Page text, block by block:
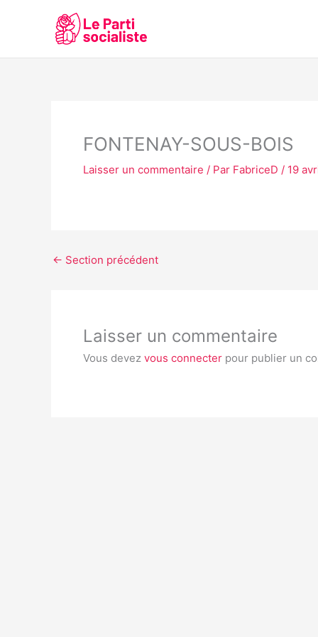
FONTENAY-SOUS-BOIS
Laisser un commentaire / Par FabriceD / 19
← Section précédent
Laisser un commentaire
Vous devez vous connecter pour publier un